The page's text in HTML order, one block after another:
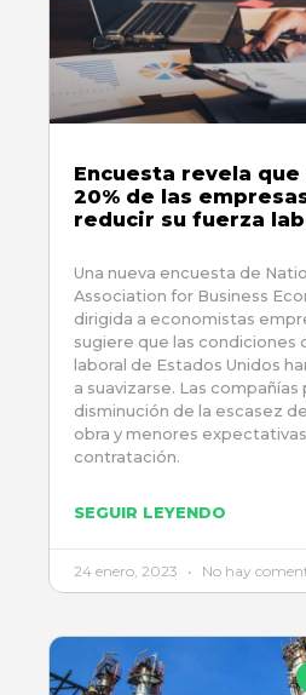
Encuesta revela que
20% de las
reducir su fuerza
Una nueva encuesta de
Association for Business
dirigida a economistas
sugiere que las condiciones
laboral de Estados Unidos
a suavizarse. Las compañías
disminución de la escasez
obra y menores
contratación.
SEGUIR LEYENDO
24 enero, 2023 No hay